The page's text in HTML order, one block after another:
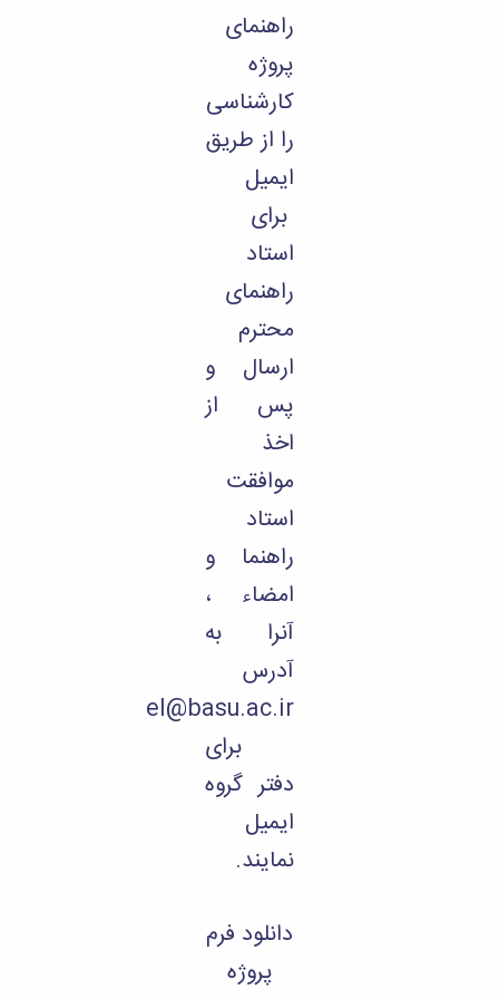
راهنمای
پروژه
کارشناسی
را از طریق
ایمیل
برای
استاد
راهنمای
محترم
ارسال و
پس از
اخذ
موافقت
استاد
راهنما و
امضاء ،
آنرا به
آدرس
el@basu.ac.ir
برای
دفتر گروه
ایمیل
نمایند.
دانلود فرم
پروژه